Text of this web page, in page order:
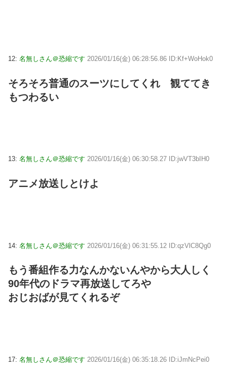
12: 名無しさん＠恐縮です 2026/01/16(金) 06:28:56.86 ID:Kf+WoHok0
そろそろ普通のスーツにしてくれ 観ててき
もつわるい
13: 名無しさん＠恐縮です 2026/01/16(金) 06:30:58.27 ID:jwVT3bIH0
アニメ放送しとけよ
14: 名無しさん＠恐縮です 2026/01/16(金) 06:31:55.12 ID:qzVlC8Qg0
もう番組作る力なんかないんやから大人しく
90年代のドラマ再放送してろや
おじおばが見てくれるぞ
17: 名無しさん＠恐縮です 2026/01/16(金) 06:35:18.26 ID:iJmNcPei0